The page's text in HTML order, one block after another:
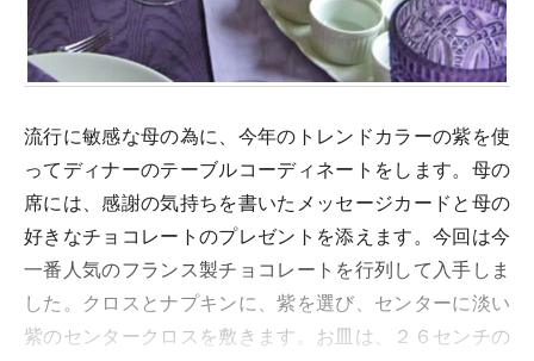
流行に敏感な母の為に、今年のトレンドカラーの紫を使
ってディナーのテーブルコーディネートをします。母の
席には、感謝の気持ちを書いたメッセージカードと母の
好きなチョコレートのプレゼントを添えます。今回は今
一番人気のフランス製チョコレートを行列して入手しま
した。クロスとナプキンに、紫を選び、センターに淡い
紫のセンタークロスを敷きます。お皿は、２６センチの